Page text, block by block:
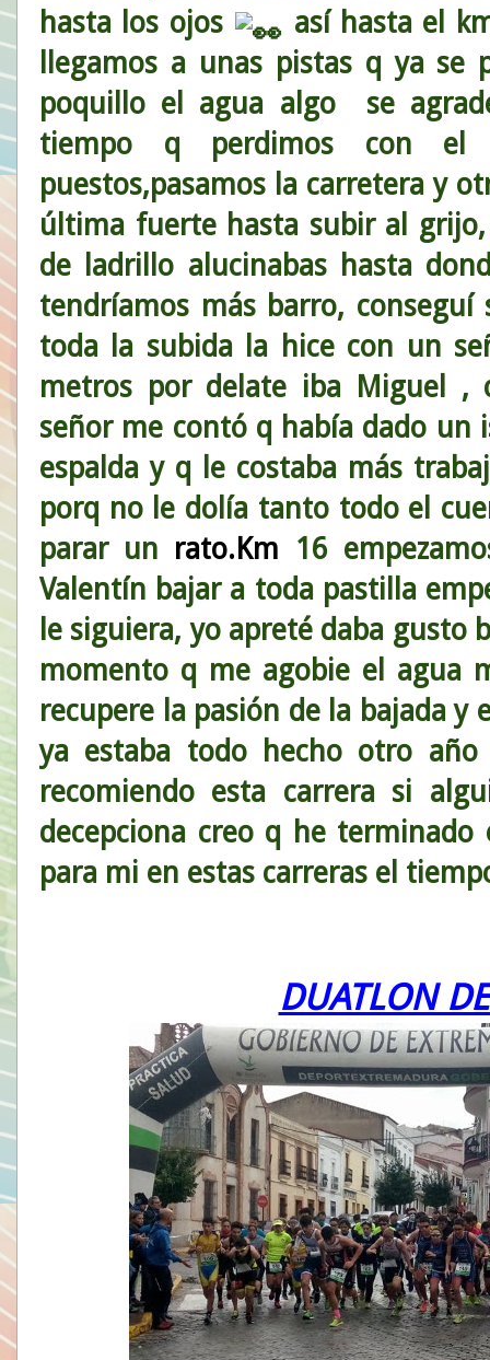
hasta los ojos
así hasta el
llegamos a unas pistas q ya
poquillo el agua algo se
tiempo q perdimos con el
puestos,pasamos la carretera y
última fuerte hasta subir al
de ladrillo alucinabas hasta
tendríamos más barro,
toda la subida la hice con un
metros por delate iba Miguel ,
señor me contó q había dado un
espalda y q le costaba más
porq no le dolía tanto todo el
parar un rato.Km 16
Valentín bajar a toda pastilla
le siguiera, yo apreté daba gusto
momento q me agobie el agua
recupere la pasión de la bajada y
ya estaba todo hecho otro
recomiendo esta carrera si
decepciona creo q he
para mi en estas carreras el
DUATLON